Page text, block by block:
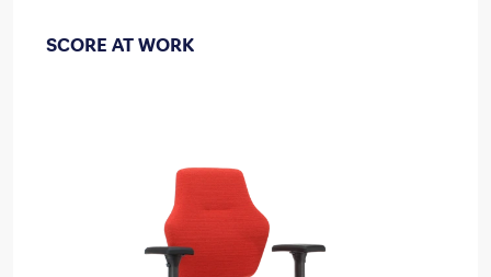
SCORE AT WORK